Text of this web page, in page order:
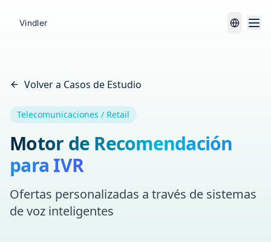
Volver a Casos de Estudio
Telecomunicaciones / Retail
Motor de Recomendación
para IVR
Ofertas personalizadas a través de sistemas
de voz inteligentes